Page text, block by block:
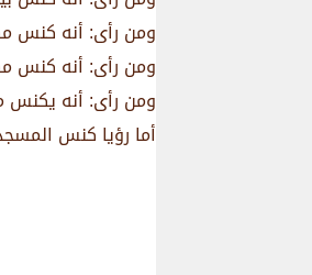
ومن رأى: أنه كنس
ومن رأى: أنه كنس
ومن رأى: أنه يكنس
أما رؤيا كنس